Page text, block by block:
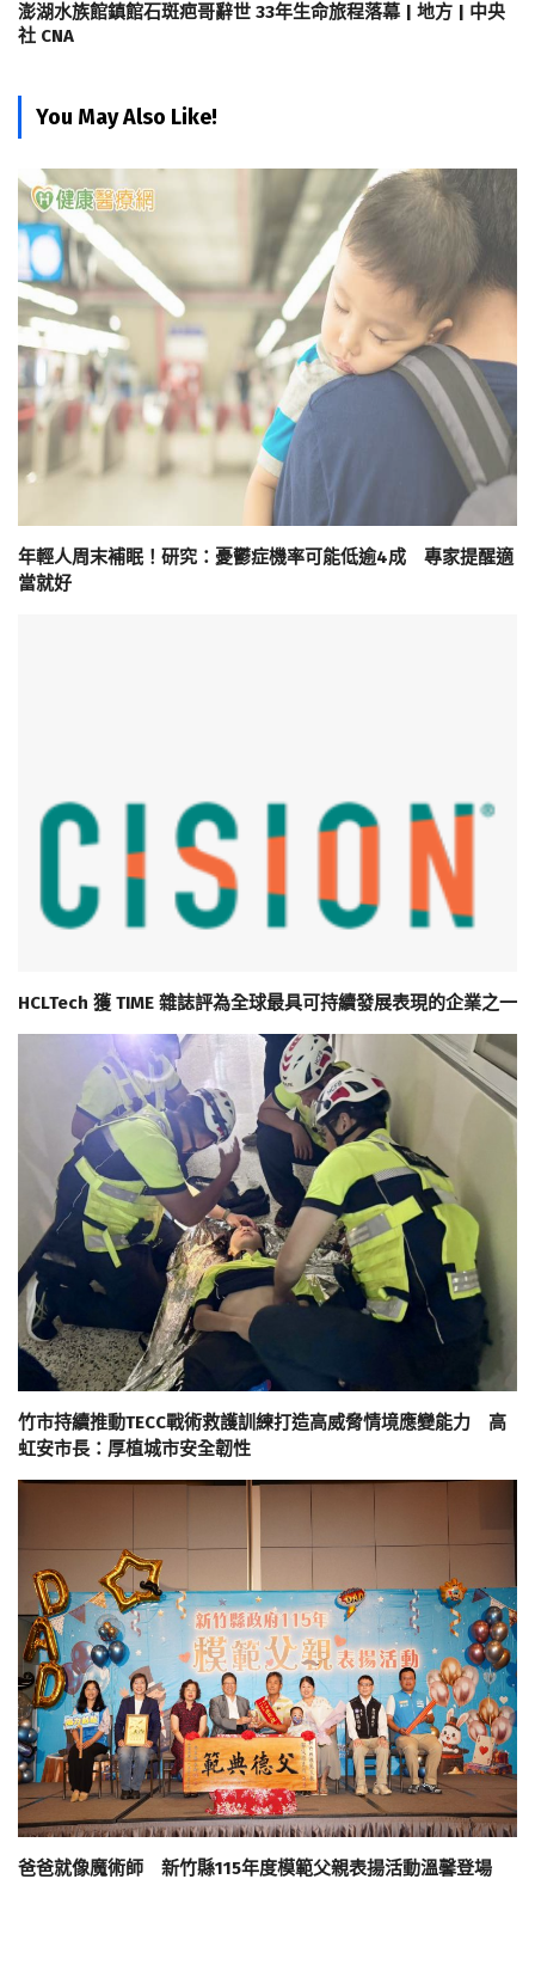
澎湖水族館鎮館石斑疤哥辭世 33年生命旅程落幕 | 地方 | 中央
社 CNA
You May Also Like!
年輕人周末補眠！研究：憂鬱症機率可能低逾4成 專家提醒適
當就好
HCLTech 獲 TIME 雜誌評為全球最具可持續發展表現的企業之一
竹市持續推動TECC戰術救護訓練打造高威脅情境應變能力 高
虹安市長：厚植城市安全韌性
爸爸就像魔術師 新竹縣115年度模範父親表揚活動溫馨登場